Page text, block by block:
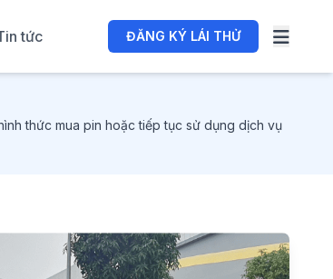
tức ĐĂNG KÝ LÁI THỬ
thức mua pin hoặc tiếp tục sử dụng dịch vụ